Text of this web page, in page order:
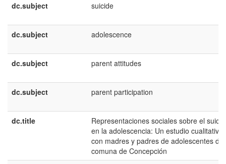
dc.subject suicide
dc.subject adolescence
dc.subject parent attitudes
dc.subject parent participation
dc.title
Representaciones sociales sobre el
en la adolescencia: Un estudio cualitativo
con madres y padres de adolescentes de
comuna de Concepción